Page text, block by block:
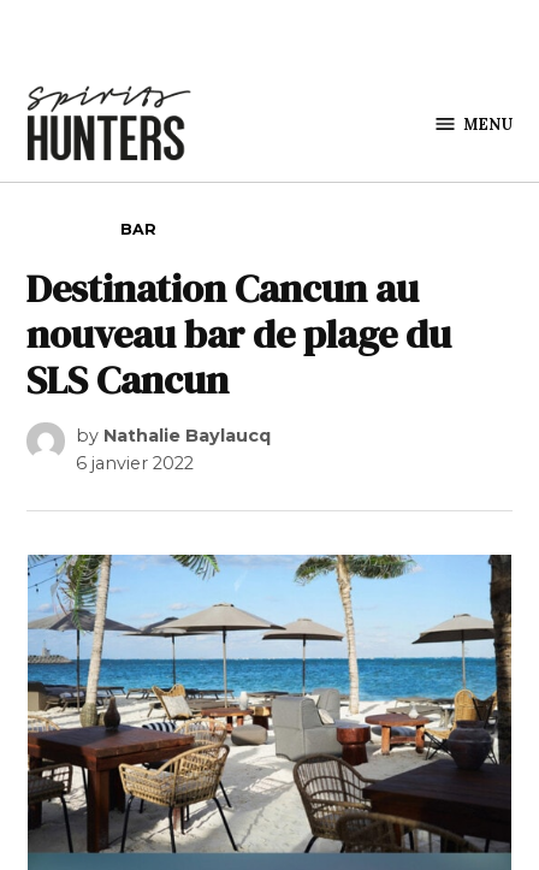
MENU
BAR
Destination Cancun au
nouveau bar de plage du
SLS Cancun
by Nathalie Baylaucq
6 janvier 2022